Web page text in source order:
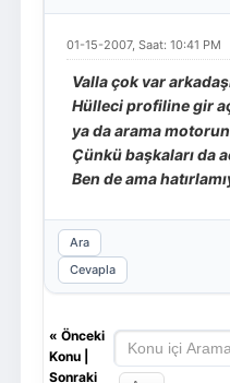
01-15-2007, Saat: 10:41 PM
Valla çok var
Hülleci profiline gir
ya da arama
Çünkü başkaları da
Ben de ama
Ara
Cevapla
« Önceki
Konu|
Sonraki